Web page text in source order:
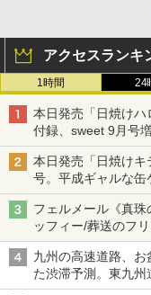
アクセスランキ
1時間 24
本日発売「日焼け
付録、sweet 9月号
本日発売「日焼けキ
号。平成ギャルな缶
フェルメール《真珠
ッフィー/葬送のフ
九州の高速道路、
た渋滞予測。東九